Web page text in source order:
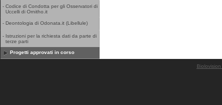
- Codice di Condotta per gli Osservatori di
Uccelli di Ornitho.it
- Deontologia di Odonata.it (Libellule)
- Istruzioni per la richiesta dati da parte di
terze parti
Progetti approvati in corso
Biolovision